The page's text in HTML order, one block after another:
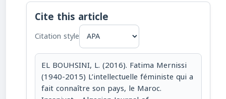
Cite this article
Citation style
EL BOUHSINI, L. (2016). Fatima Mernissi
(1940-2015) L’intellectuelle féministe qui a
fait connaître son pays, le Maroc.